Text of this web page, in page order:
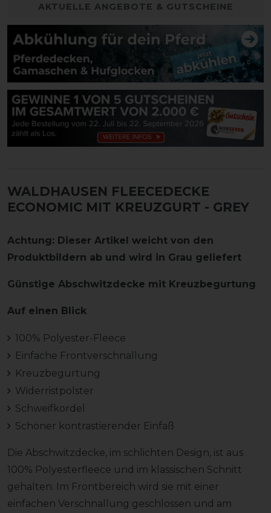
AKTUELLE ANGEBOTE & GUTSCHEINE
WALDHAUSEN FLEECEDECKE
ECONOMIC MIT KREUZGURT - GREY
Achtung: Dieser Artikel weicht von den
Produktbildern ab und wird in Grau geliefert
Günstige Abschwitzdecke mit Kreuzbegurtung
Auf einen Blick
100% Polyester-Fleece
Einfache Frontverschnallung
Kreuzbegurtung
Widerristpolster
Schweifkordel
Schöner kontrastierender Einfaß
Die Abschwitzdecke, im schlichten Design, ist aus
100% Polyesterfleece und im klassischen Schnitt
gehalten. Im Frontbereich wird sie mit einer
einfachen Verschnallung geschlossen und am